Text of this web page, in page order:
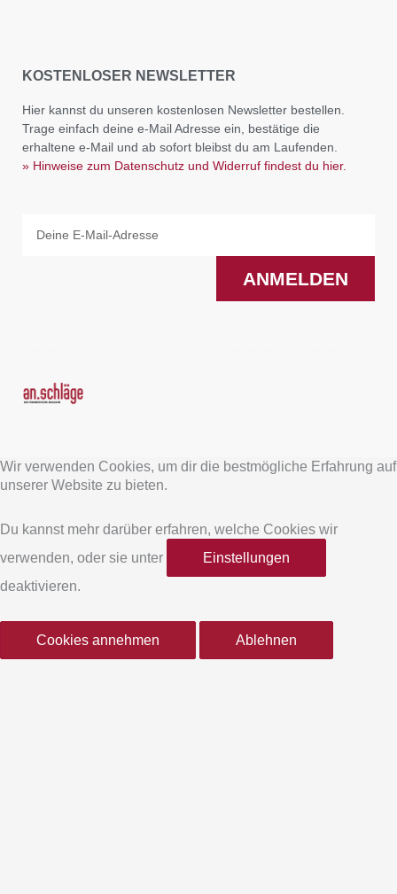
KOSTENLOSER NEWSLETTER
Hier kannst du unseren kostenlosen Newsletter bestellen.
Trage einfach deine e-Mail Adresse ein, bestätige die
erhaltene e-Mail und ab sofort bleibst du am Laufenden.
» Hinweise zum Datenschutz und Widerruf findest du hier.
ANMELDEN
a
e
b
o
o
Wir verwenden Cookies, um dir die bestmögliche Erfahrung auf
unserer Website zu bieten.
Du kannst mehr darüber erfahren, welche Cookies wir
verwenden, oder sie unter
Einstellungen
deaktivieren.
Cookies annehmen Ablehnen